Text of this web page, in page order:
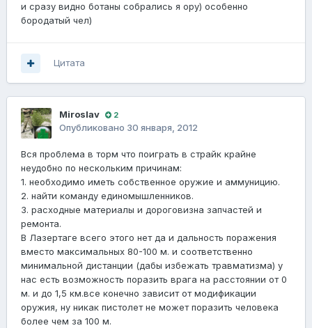
и сразу видно ботаны собрались я ору) особенно
бородатый чел)
Цитата
Miroslav 2
Опубликовано 30 января, 2012
Вся проблема в торм что поиграть в страйк крайне
неудобно по нескольким причинам:
1. необходимо иметь собственное оружие и аммуницию.
2. найти команду единомышленников.
3. расходные материалы и дороговизна запчастей и
ремонта.
В Лазертаге всего этого нет да и дальность поражения
вместо максимальных 80-100 м. и соответственно
минимальной дистанции (дабы избежать травматизма) у
нас есть возможность поразить врага на расстоянии от 0
м. и до 1,5 км.все конечно зависит от модификации
оружия, ну никак пистолет не может поразить человека
более чем за 100 м.